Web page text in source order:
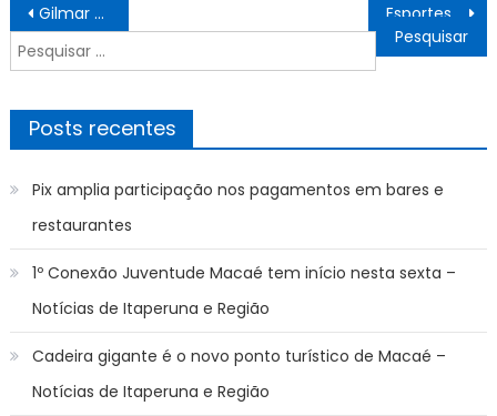
Navegação
de
Post
Gilmar Mendes diz que sanções contra esposa de Moraes são arbitrárias
Pesquisar
por:
Posts recentes
Pix amplia participação nos pagamentos em bares e
restaurantes
1º Conexão Juventude Macaé tem início nesta sexta –
Notícias de Itaperuna e Região
Cadeira gigante é o novo ponto turístico de Macaé –
Notícias de Itaperuna e Região